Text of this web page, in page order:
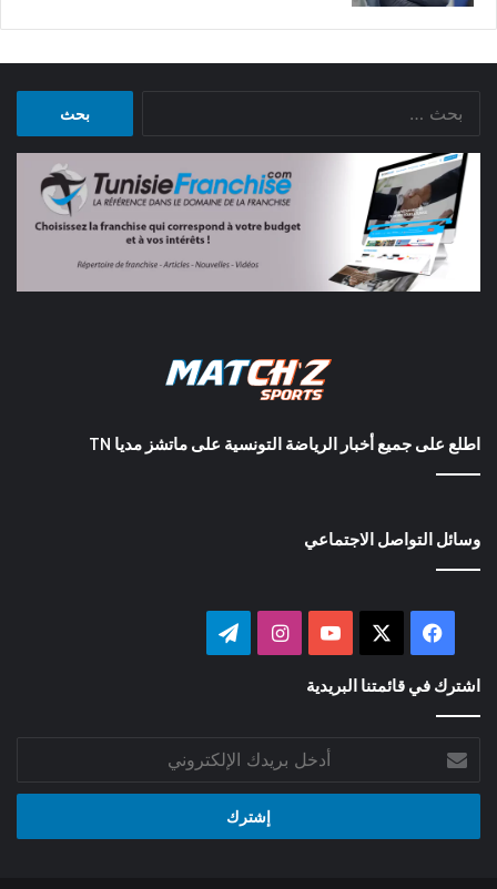
اطلع على جميع أخبار الرياضة التونسية على ماتشز مديا TN
وسائل التواصل الاجتماعي
فيسبوك ‫YouTubeانستقرام
اشترك في قائمتنا البريدية
بريدك
الإلكتروني